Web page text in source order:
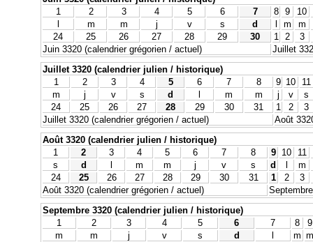
1
2 3 4 5 6 7 8 9
10
l
m m j v s d l m
m
24
25 26 27 28 29 30 1 2
3
Juin 3320 (calendrier grégorien / actuel)
Juillet
Juillet 3320 (calendrier julien / historique)
1
2 3 4 5 6 7 8 9 10
11
m
j v s d m m j v
s
24
25 26 27 28 29 30 31 1 2
3
Juillet 3320 (calendrier grégorien / actuel)
Août
Août 3320 (calendrier julien / historique)
1
2 3 4 5 6 7 8 9 10
11
s
d m m j v s d
m
24
25 26 27 28 29 30 31 1 2
3
Août 3320 (calendrier grégorien / actuel)
Septembre 3320 (calendrier julien / historique)
1
2 3 4 5 6 7 8
9
m
m j v s d m m